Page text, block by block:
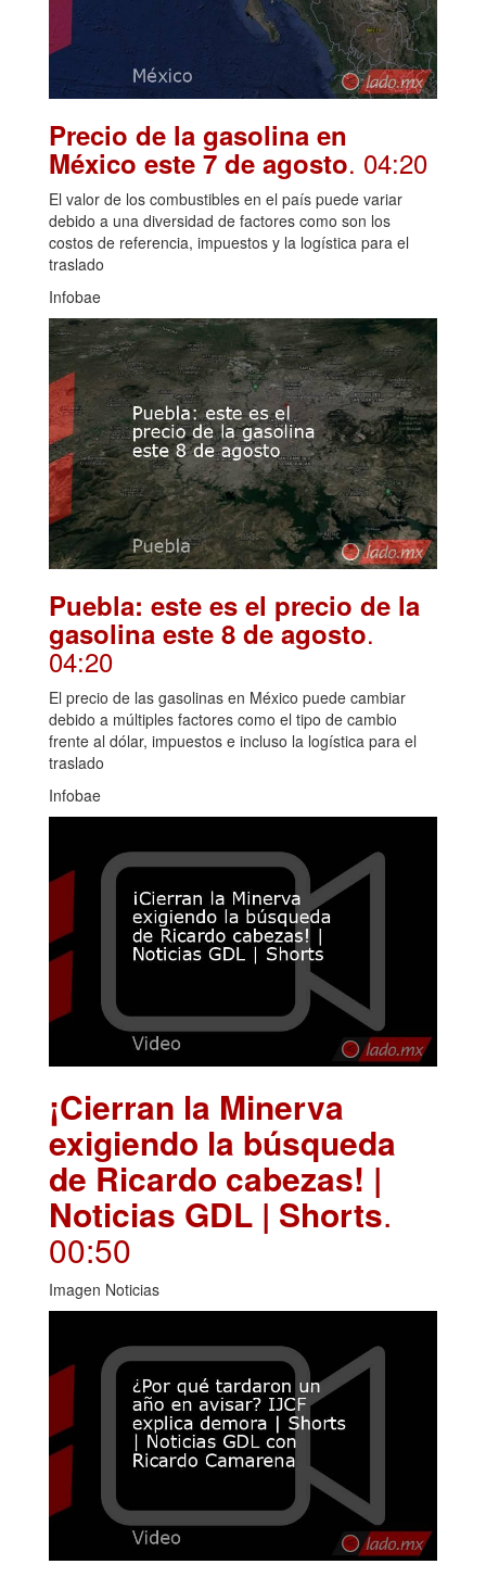
Precio de la gasolina en
México este 7 de agosto. 04:20
El valor de los combustibles en el país puede variar
debido a una diversidad de factores como son los
costos de referencia, impuestos y la logística para el
traslado
Infobae
Puebla: este es el precio de la
gasolina este 8 de agosto.
04:20
El precio de las gasolinas en México puede cambiar
debido a múltiples factores como el tipo de cambio
frente al dólar, impuestos e incluso la logística para el
traslado
Infobae
¡Cierran la Minerva
exigiendo la búsqueda
de Ricardo cabezas! |
Noticias GDL | Shorts.
00:50
Imagen Noticias